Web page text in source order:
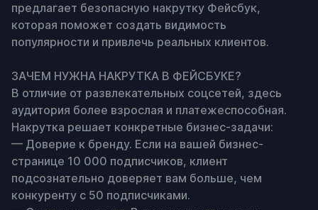
предлагает безопасную накрутку Фейсбук,
которая поможет создать видимость
популярности и привлечь реальных клиентов.
ЗАЧЕМ НУЖНА НАКРУТКА В ФЕЙСБУКЕ?
В отличие от развлекательных соцсетей, здесь
аудитория более взрослая и платежеспособная.
Накрутка решает конкретные бизнес-задачи:
— Доверие к бренду. Если на вашей бизнес-
странице 10 000 подписчиков, клиент
подсознательно доверяет вам больше, чем
конкуренту с 50 подписчиками.